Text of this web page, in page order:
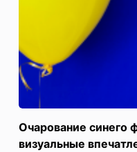
Очарование синего
визуальные